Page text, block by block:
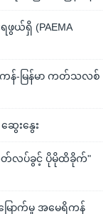
ယ်ရှိ (PAEMA
န်-မြန်မာ ကတ်သလစ်
ေးနွေး
လွတ်လပ်ခွင့် ပိုမိုထိခိုက်"
ောက်မှု အမေရိကန်